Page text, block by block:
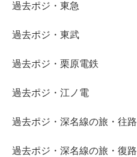
過去ポジ・東急
過去ポジ・東武
過去ポジ・栗原電鉄
過去ポジ・江ノ電
過去ポジ・深名線の旅・往路
過去ポジ・深名線の旅・復路